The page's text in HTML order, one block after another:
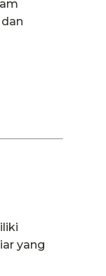
yang